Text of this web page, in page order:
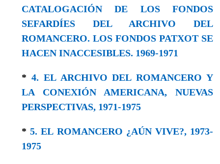
CATALOGACIÓN DE LOS FONDOS
SEFARDÍES DEL ARCHIVO DEL
ROMANCERO. LOS FONDOS PATXOT SE
HACEN INACCESIBLES. 1969-1971
* 4. EL ARCHIVO DEL ROMANCERO Y
LA CONEXIÓN AMERICANA, NUEVAS
PERSPECTIVAS, 1971-1975
*5. EL ROMANCERO ¿AÚN VIVE?, 1973-
1975